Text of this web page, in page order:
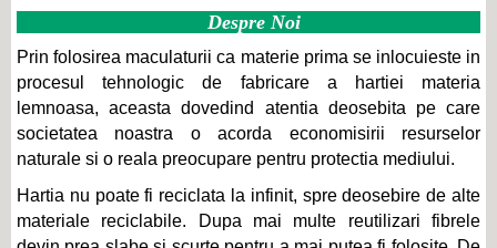
Despre Noi
Prin folosirea maculaturii ca materie prima se inlocuieste in
procesul tehnologic de fabricare a hartiei materia
lemnoasa, aceasta dovedind atentia deosebita pe care
societatea noastra o acorda economisirii resurselor
naturale si o reala preocupare pentru protectia mediului.
Hartia nu poate fi reciclata la infinit, spre deosebire de alte
materiale reciclabile. Dupa mai multe reutilizari fibrele